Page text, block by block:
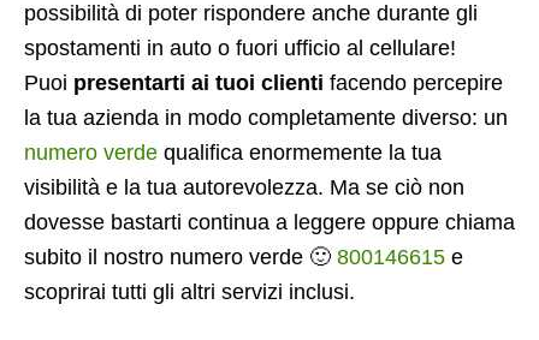
possibilità di poter rispondere anche durante gli
spostamenti in auto o fuori ufficio al cellulare!
Puoi presentarti ai tuoi clienti facendo percepire
la tua azienda in modo completamente diverso: un
numero verde qualifica enormemente la tua
visibilità e la tua autorevolezza. Ma se ciò non
dovesse bastarti continua a leggere oppure chiama
subito il nostro numero verde 🙂 800146615 e
scoprirai tutti gli altri servizi inclusi.